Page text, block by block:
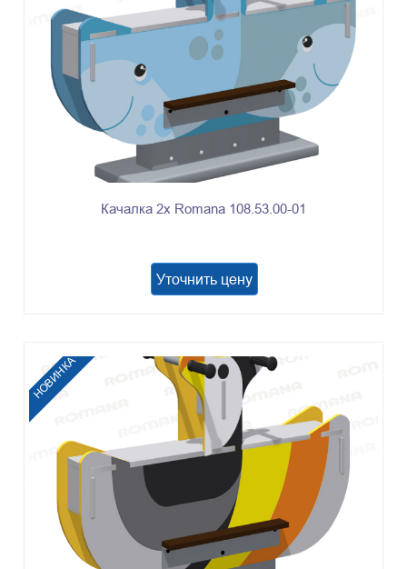
Уточнить цену
Качалка 2х Romana 108.53.00-01
НОВИНКА